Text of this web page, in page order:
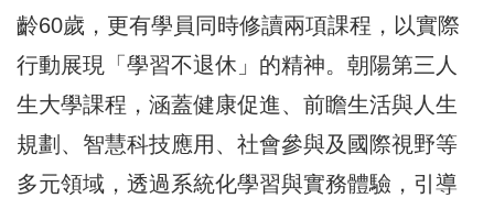
齡60歲，更有學員同時修讀兩項課程，以實際
行動展現「學習不退休」的精神。朝陽第三人
生大學課程，涵蓋健康促進、前瞻生活與人生
規劃、智慧科技應用、社會參與及國際視野等
多元領域，透過系統化學習與實務體驗，引導